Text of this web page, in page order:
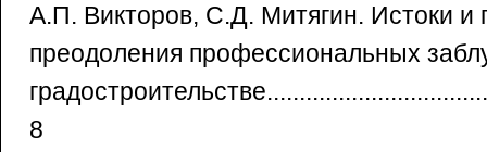
А.П. Викторов, С.Д. Митягин. Истоки и
преодоления профессиональных
8